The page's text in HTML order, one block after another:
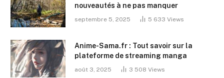
nouveautés à ne pas manquer
septembre 5, 2025 5 633 Views
Anime-Sama.fr : Tout savoir sur la
plateforme de streaming manga
août 3, 2025 3 508 Views